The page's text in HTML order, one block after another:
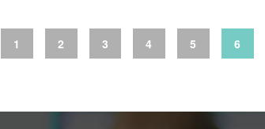
1 2 3 4 5 6